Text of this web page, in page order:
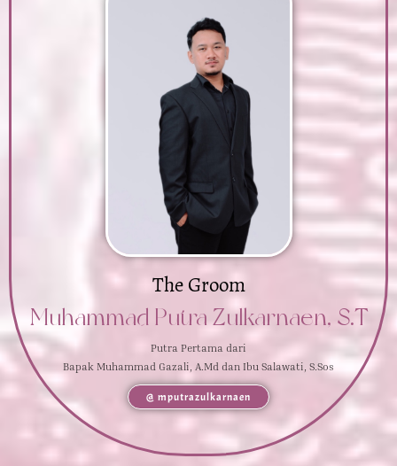
The Groom
Muhammad Putra Zulkarnaen, S.T
Putra Pertama dari
Bapak Muhammad Gazali, A.Md dan Ibu Salawati, S.Sos
@ mputrazulkarnaen